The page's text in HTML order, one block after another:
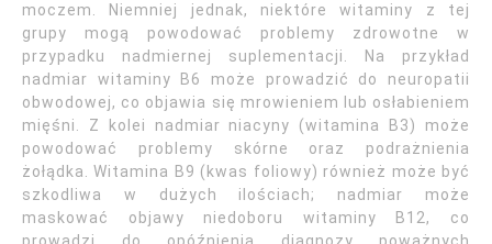
moczem. Niemniej jednak, niektóre witaminy z tej
grupy mogą powodować problemy zdrowotne w
przypadku nadmiernej suplementacji. Na przykład
nadmiar witaminy B6 może prowadzić do neuropatii
obwodowej, co objawia się mrowieniem lub osłabieniem
mięśni. Z kolei nadmiar niacyny (witamina B3) może
powodować problemy skórne oraz podrażnienia
żołądka. Witamina B9 (kwas foliowy) również może być
szkodliwa w dużych ilościach; nadmiar może
maskować objawy niedoboru witaminy B12, co